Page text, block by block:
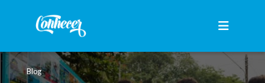
Blog